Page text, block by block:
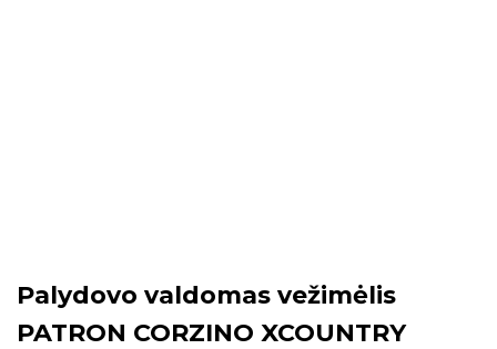
Palydovo valdomas vežimėlis
PATRON CORZINO XCOUNTRY